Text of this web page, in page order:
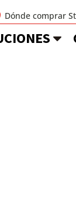
Dónde comprar